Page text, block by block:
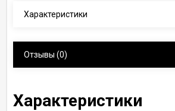
Характеристики
Отзывы (0)
Характеристики